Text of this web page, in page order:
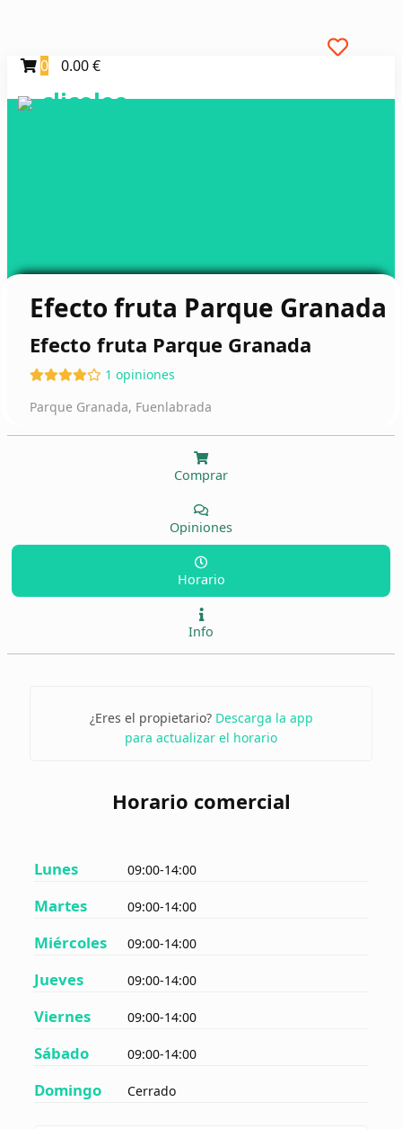
0 0.00 €
clicoleo
Efecto fruta Parque Granada
Efecto fruta Parque Granada
1 opiniones
Parque Granada, Fuenlabrada
Comprar
Opiniones
Horario
Info
¿Eres el propietario? Descarga la app
para actualizar el horario
Horario comercial
Lunes 09:00-14:00
Martes 09:00-14:00
Miércoles 09:00-14:00
Jueves 09:00-14:00
Viernes 09:00-14:00
Sábado 09:00-14:00
Domingo Cerrado